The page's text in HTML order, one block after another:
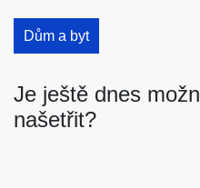
Dům a byt
Je ještě dnes
našetřit?